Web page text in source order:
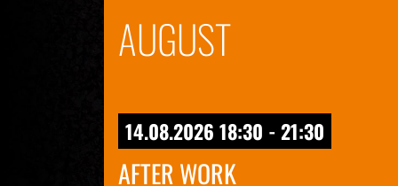
AUGUST
14.08.2026 18:30 - 21:30
AFTER WORK